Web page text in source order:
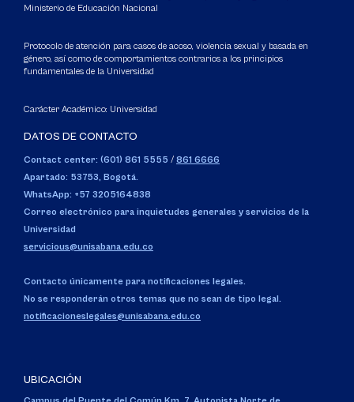
Ministerio de Educación Nacional
Protocolo de atención para casos de acoso, violencia sexual y basada en
género, así como de comportamientos contrarios a los principios
fundamentales de la Universidad
Carácter Académico: Universidad
DATOS DE CONTACTO
Contact center: (601) 861 5555 / 861 6666
Apartado: 53753, Bogotá.
WhatsApp: +57 3205164838
Correo electrónico para inquietudes generales y servicios de la
Universidad
servicious@unisabana.edu.co
Contacto únicamente para notificaciones legales.
No se responderán otros temas que no sean de tipo legal.
notificacioneslegales@unisabana.edu.co
UBICACIÓN